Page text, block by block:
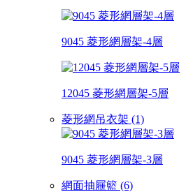
9045 菱形網層架-4層
12045 菱形網層架-5層
菱形網吊衣架 (1)
9045 菱形網層架-3層
網面抽屜籃 (6)